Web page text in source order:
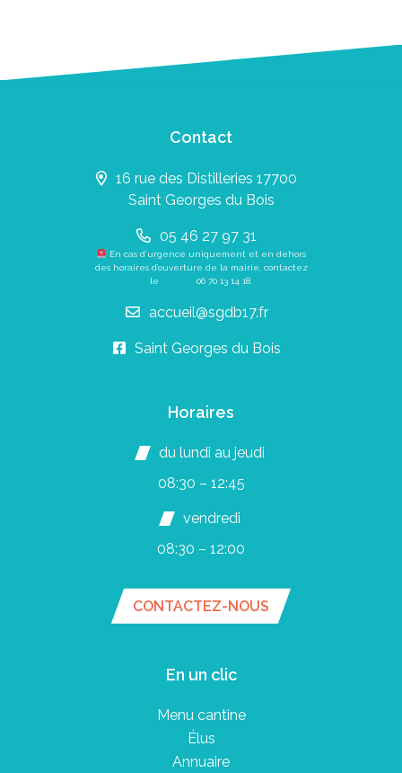
Contact
16 rue des Distilleries 17700
Saint Georges du Bois
05 46 27 97 31
En cas d’urgence uniquement et en dehors
des horaires d’ouverture de la mairie, contactez
le 06 70 13 14 18
accueil@sgdb17.fr
Saint Georges du Bois
Horaires
du lundi au jeudi
08:30 – 12:45
vendredi
08:30 – 12:00
CONTACTEZ-NOUS
En un clic
Menu cantine
Élus
Annuaire